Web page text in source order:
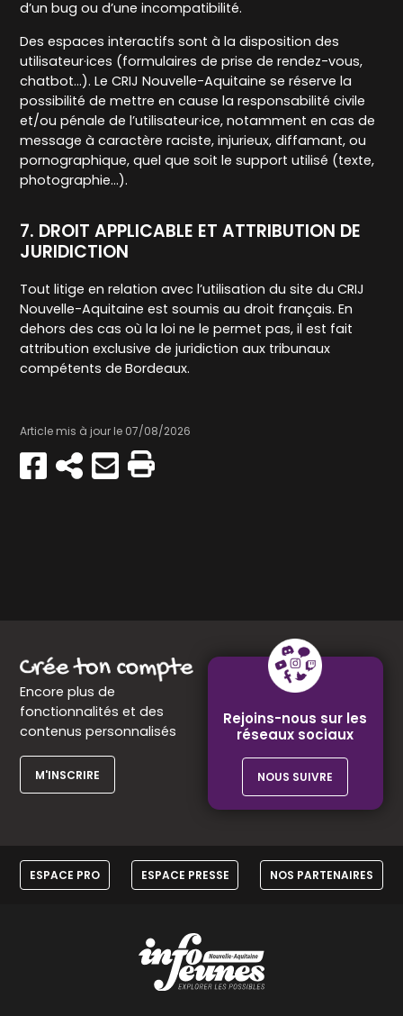
d’un bug ou d’une incompatibilité.
Des espaces interactifs sont à la disposition des
utilisateur·ices (formulaires de prise de rendez-vous,
chatbot...). Le CRIJ Nouvelle-Aquitaine se réserve la
possibilité de mettre en cause la responsabilité civile
et/ou pénale de l’utilisateur·ice, notamment en cas de
message à caractère raciste, injurieux, diffamant, ou
pornographique, quel que soit le support utilisé (texte,
photographie…).
7. DROIT APPLICABLE ET ATTRIBUTION DE
JURIDICTION
Tout litige en relation avec l’utilisation du site du CRIJ
Nouvelle-Aquitaine est soumis au droit français. En
dehors des cas où la loi ne le permet pas, il est fait
attribution exclusive de juridiction aux tribunaux
compétents de Bordeaux.
Article mis à jour le 07/08/2026
Partager
sur
CopierEnvoyer
par
Imprimer
Encore plus de
fonctionnalités et des
contenus personnalisés
M'INSCRIRE
Rejoins-nous sur les
réseaux sociaux
NOUS SUIVRE
ESPACE PRO ESPACE PRESSE NOS PARTENAIRES